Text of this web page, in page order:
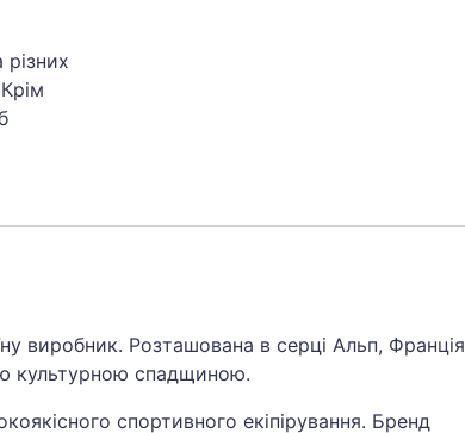
виробник. Розташована в серці Альп, Франція
культурною спадщиною.
спортивного екіпірування. Бренд